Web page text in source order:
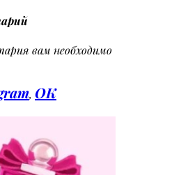
вам необходимо
, OK